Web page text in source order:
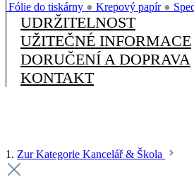
Fólie do tiskárny ● Krepový papír ●
UDRŽITELNOST
UŽITEČNÉ INFORMACE
DORUČENÍ A DOPRAVA
KONTAKT
1. Zur Kategorie Kancelář & Škola